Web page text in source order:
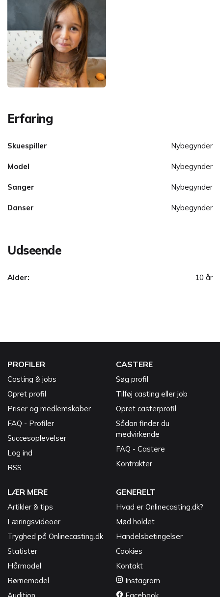
Erfaring
Skuespiller Nybegynder
Model Nybegynder
Sanger Nybegynder
Danser Nybegynder
Udseende
Alder: 10 år
PROFILER
Casting & jobs
Opret profil
Priser og medlemskaber
FAQ - Profiler
Succesoplevelser
Log ind
RSS
CASTERE
Søg profil
Tilføj casting eller job
Opret casterprofil
Sådan finder du
medvirkende
FAQ - Castere
Kontrakter
LÆR MERE
Artikler & tips
Læringsvideoer
Tryghed på Onlinecasting.dk
Statister
Hårmodel
Børnemodel
GENERELT
Hvad er Onlinecasting.dk?
Mød holdet
Handelsbetingelser
Cookies
Kontakt
Instagram